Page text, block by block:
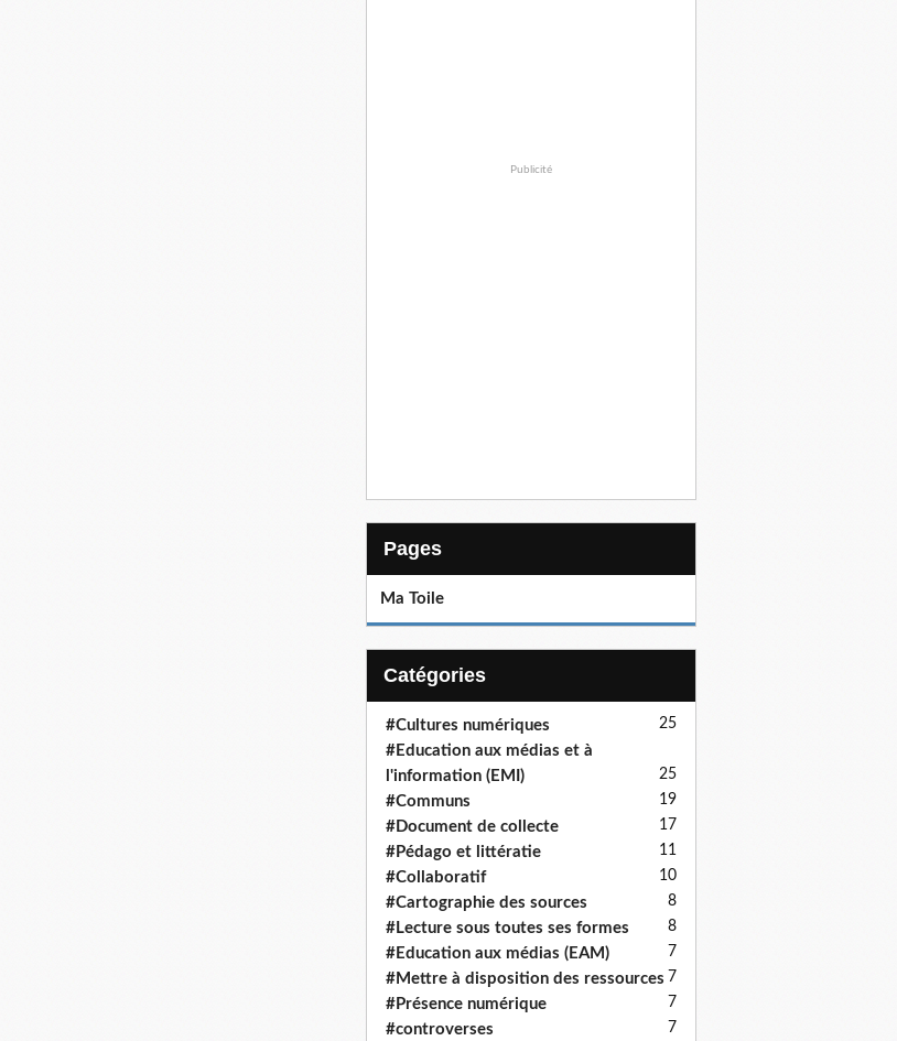
Publicité
Pages
Ma Toile
Catégories
#Cultures numériques 25
#Education aux médias et à
l'information (EMI)
25
#Communs 19
#Document de collecte 17
#Pédago et littératie 11
#Collaboratif 10
#Cartographie des sources 8
#Lecture sous toutes ses formes 8
#Education aux médias (EAM) 7
#Mettre à disposition des ressources 7
#Présence numérique 7
#controverses 7